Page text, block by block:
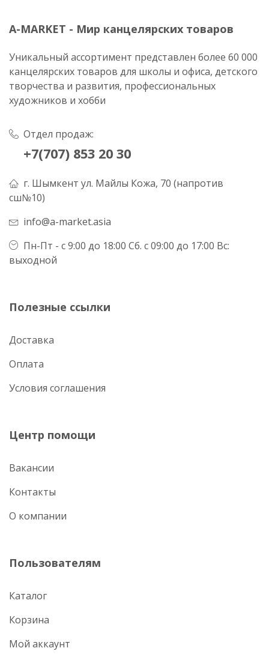
A-MARKET - Мир канцелярских товаров
Уникальный ассортимент представлен более 60 000
канцелярских товаров для школы и офиса, детского
творчества и развития, профессиональных
художников и хобби
Отдел продаж:
+7(707) 853 20 30
г. Шымкент ул. Майлы Кожа, 70 (напротив
сш№10)
info@a-market.asia
Пн-Пт - с 9:00 до 18:00 Сб. с 09:00 до 17:00 Вс:
выходной
Полезные ссылки
Доставка
Оплата
Условия соглашения
Центр помощи
Вакансии
Контакты
О компании
Пользователям
Каталог
Корзина
Мой аккаунт